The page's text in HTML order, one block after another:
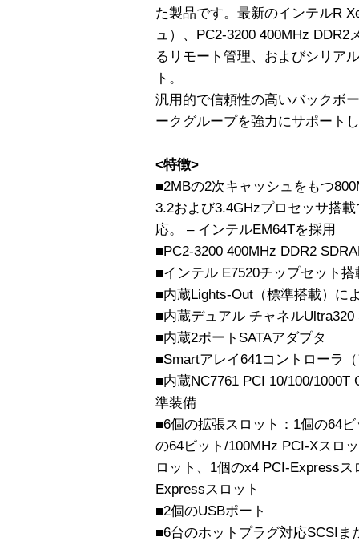
た製品です。最新のインテルR
ュ）、PC2-3200 400MHz
るリモート管理、およびシリア
ト。
汎用的で信頼性の高いバックボ
ークグループを強力にサポート
<特徴>
■2MBの2次キャッシュをもつ
3.2および3.4GHzプロセッサ搭
応。 – インテルEM64Tを採用
■PC2-3200 400MHz DDR2
■インテル E7520チップセット搭
■内蔵Lights-Out（標準搭載）に
■内蔵デュアル チャネルUltra320
■内蔵2ポートSATAアダプタ
■Smartアレイ641コントローラ
■内蔵NC7761 PCI 10/100/
準装備
■6個の拡張スロット：1個の64
の64ビット/100MHz PCI-Xスロ
ロット、1個のx4 PCI-Express
Expressスロット
■2個のUSBポート
■6台のホットプラグ対応SCSIま